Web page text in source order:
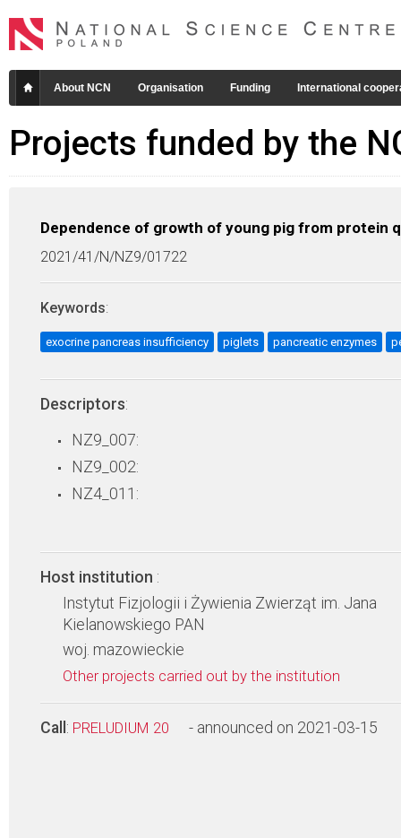
About NCN Organisation Funding International
Projects funded by the
Dependence of growth of young pig from protein
2021/41/N/NZ9/01722
Keywords:
exocrine pancreas insufficiency piglets pancreatic enzymes
Descriptors:
NZ9_007:
NZ9_002:
NZ4_011:
Host institution :
Instytut Fizjologii i Żywienia Zwierząt im. Jana
Kielanowskiego PAN
woj. mazowieckie
Other projects carried out by the institution
Call : PRELUDIUM 20 - announced on 2021-03-15